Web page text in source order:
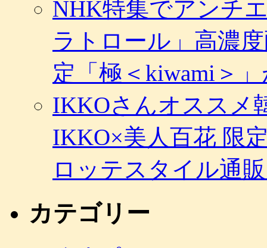
NHK特集でアンチ
ラトロール」高濃
定「極＜kiwami＞
IKKOさんオススメ
IKKO×美人百花 限
ロッテスタイル通
カテゴリー